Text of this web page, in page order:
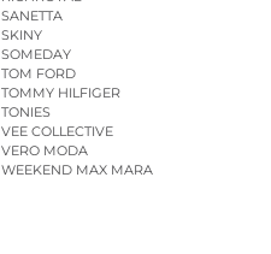
SANETTA
SKINY
SOMEDAY
TOM FORD
TOMMY HILFIGER
TONIES
VEE COLLECTIVE
VERO MODA
WEEKEND MAX MARA